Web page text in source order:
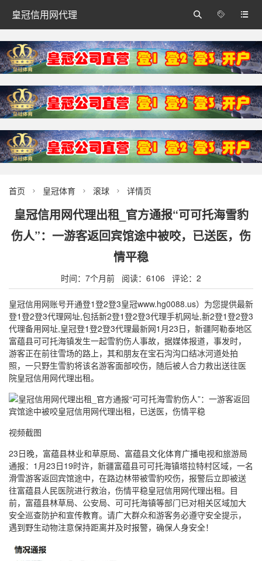
皇冠信用网代理 


首页  皇冠体育  滚球  详情页
皇冠信用网代理出租_官方通报“可可托海雪豹
伤人”：一游客返回宾馆途中被咬，已送医，伤
情平稳
时间：7个月前 阅读：6106 评论：2
皇冠信用网账号开通登1登2登3皇冠www.hg0088.us）为您提供最新
登1登2登3代理网址,包括新2登1登2登3代理手机网址,新2登1登2登3
代理备用网址,皇冠登1登2登3代理最新网1月23日，新疆阿勒泰地区
富蕴县可可托海镇发生一起雪豹伤人事故，据媒体报道，事发时，
游客正在前往雪场的路上，其和朋友在宝石沟沟口结冰河道处拍
照，一只野生雪豹将该名游客面部咬伤，随后被人合力救出送往医
院皇冠信用网代理出租。
视频截图
23日晚，富蕴县林业和草原局、富蕴县文化体育广播电视和旅游局
通报：1月23日19时许，新疆富蕴县可可托海镇塔拉特村区域，一名
滑雪游客返回宾馆途中，在路边林带被雪豹咬伤，报警后立即被送
往富蕴县人民医院进行救治，伤情平稳皇冠信用网代理出租。目
前，富蕴县林草局、公安局、可可托海镇等部门已对相关区域加大
安全巡查防护和宣传教育。请广大群众和游客务必遵守安全提示，
遇到野生动物注意保持距离并及时报警，确保人身安全！